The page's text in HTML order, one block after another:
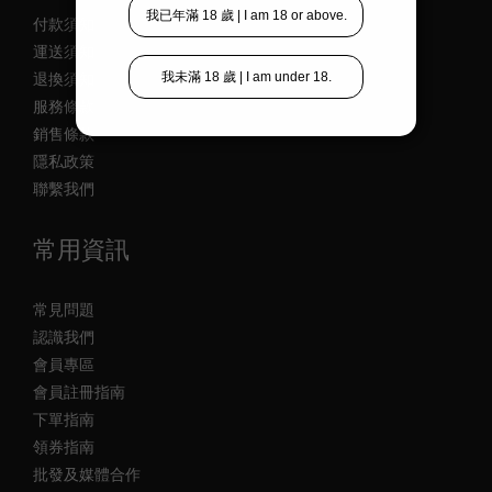
付款須知
運送須知
退換須知
服務條款
銷售條款
隱私政策
聯繫我們
常用資訊
常見問題
認識我們
會員專區
會員註冊指南
下單指南
領券指南
批發及媒體合作